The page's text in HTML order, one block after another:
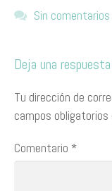
Sin comentarios
Deja una respuesta
Tu dirección de
campos
Comentario *